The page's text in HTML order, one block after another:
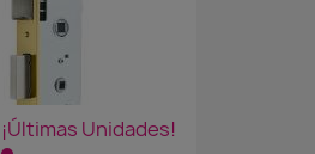
¡Últimas Unidades!